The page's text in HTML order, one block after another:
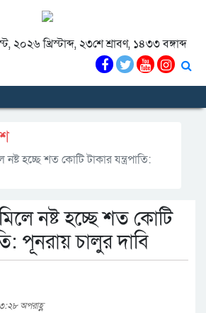
খ্রিস্টাব্দ, ২৩শে শ্রাবণ, ১৪৩৩ বঙ্গাব্দ
নষ্ট হচ্ছে শত কোটি টাকার যন্ত্রপাতি:
নষ্ট হচ্ছে শত কোটি
পূনরায় চালুর দাবি
অপরাহ্ণ